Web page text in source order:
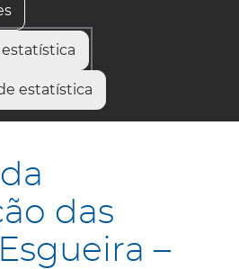
estatística
ligações Esgueira – Azurva e
das
–